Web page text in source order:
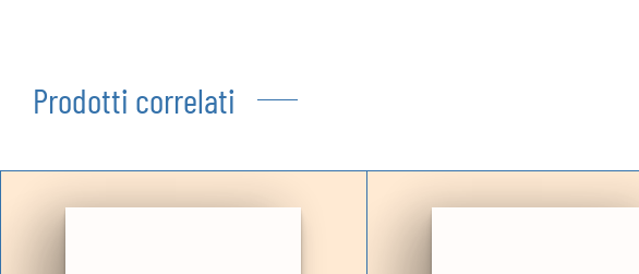
Prodotti correlati